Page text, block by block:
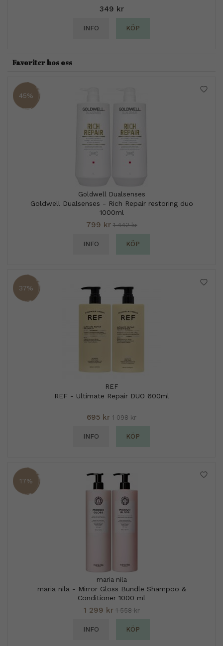
349 kr
INFO KÖP
Favoriter hos oss
45%
Goldwell Dualsenses
Goldwell Dualsenses - Rich Repair restoring duo
1000ml
799 kr 1 442 kr
INFO KÖP
37%
REF
REF - Ultimate Repair DUO 600ml
695 kr 1 098 kr
INFO KÖP
17%
maria nila
maria nila - Mirror Gloss Bundle Shampoo &
Conditioner 1000 ml
1 299 kr 1 558 kr
INFO KÖP